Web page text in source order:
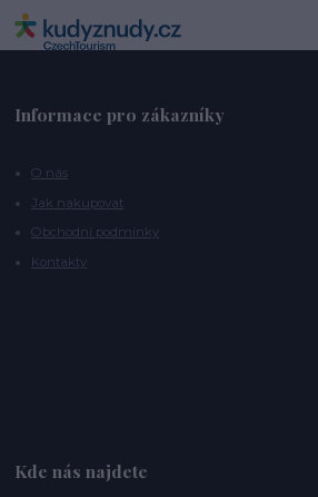
Informace pro zákazníky
O nás
Jak nakupovat
Obchodní podmínky
Kontakty
Kde nás najdete